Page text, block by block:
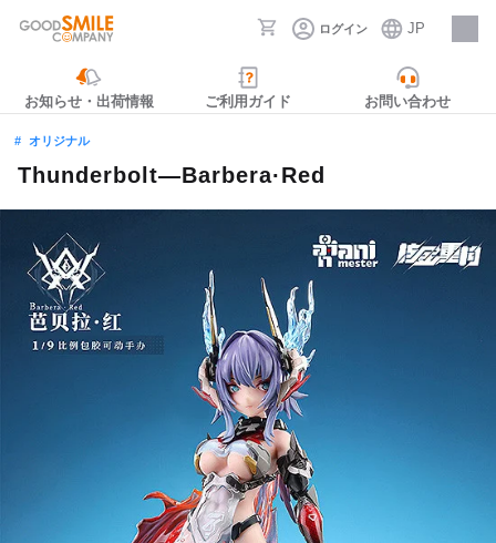
ログイン JP
採用情報
お知らせ・出荷情報 ご利用ガイド お問い合わせ
オリジナル
Thunderbolt—Barbera·Red